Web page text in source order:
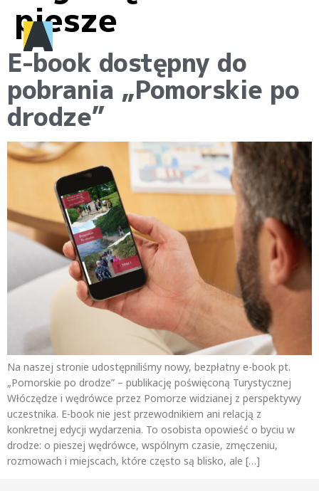
piesze
E-book dostępny do
pobrania „Pomorskie po
drodze”
Na naszej stronie udostępniliśmy nowy, bezpłatny e-book pt.
„Pomorskie po drodze” – publikację poświęconą Turystycznej
Włóczędze i wędrówce przez Pomorze widzianej z perspektywy
uczestnika. E-book nie jest przewodnikiem ani relacją z
konkretnej edycji wydarzenia. To osobista opowieść o byciu w
drodze: o pieszej wędrówce, wspólnym czasie, zmęczeniu,
rozmowach i miejscach, które często są blisko, ale […]